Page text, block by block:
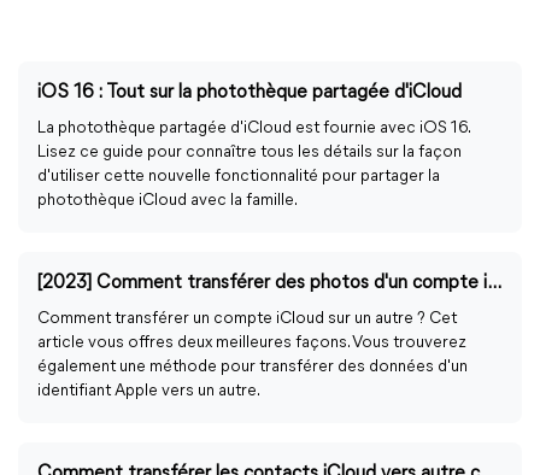
iOS 16 : Tout sur la photothèque partagée d'iCloud
La photothèque partagée d'iCloud est fournie avec iOS 16.
Lisez ce guide pour connaître tous les détails sur la façon
d'utiliser cette nouvelle fonctionnalité pour partager la
photothèque iCloud avec la famille.
[2023] Comment transférer des photos d'un compte iCloud vers un autre ?
Comment transférer un compte iCloud sur un autre ? Cet
article vous offres deux meilleures façons. Vous trouverez
également une méthode pour transférer des données d'un
identifiant Apple vers un autre.